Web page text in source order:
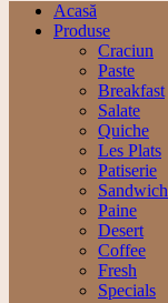
Acasă
Produse
Craciun
Paste
Breakfast
Salate
Quiche
Les Plats
Patiserie
Sandwich
Paine
Desert
Coffee
Fresh
Specials